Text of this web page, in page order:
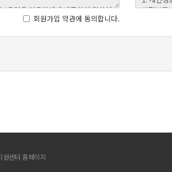
회원가입 약관에 동의합니다.
원센터 홈페이지